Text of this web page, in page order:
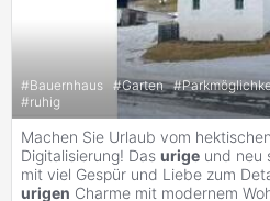
#Bauernhaus #Garten #
#ruhig
Machen Sie Urlaub vom
Digitalisierung! Das urige und neu
mit viel Gespür und Liebe zum
urigen Charme mit modernem